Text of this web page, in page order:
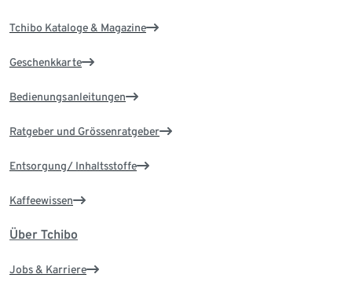
Tchibo Kataloge & Magazine
Geschenkkarte
Bedienungsanleitungen
Ratgeber und Grössenratgeber
Entsorgung/ Inhaltsstoffe
Kaffeewissen
Über Tchibo
Jobs & Karriere